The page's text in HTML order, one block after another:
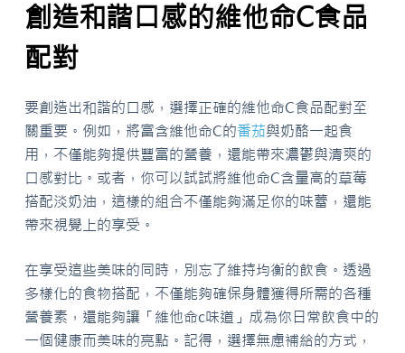
創造和諧口感的維他命C食品
配對
要創造出和諧的口感，選擇正確的維他命C食品配對至
關重要。例如，將富含維他命C的番茄與奶酪一起食
用，不僅能夠提供豐富的營養，還能帶來濃鬱與清爽的
口感對比。或者，你可以試試將維他命C含量高的草莓
搭配淡奶油，這樣的組合不僅能夠滿足你的味蕾，還能
帶來視覺上的享受。
在享受這些美味的同時，別忘了維持均衡的飲食。透過
多樣化的食物搭配，不僅能夠確保身體獲得所需的各種
營養素，還能夠讓「維他命c味道」成為你日常飲食中的
一個健康而美味的亮點。記得，選擇無慮補給的方式，